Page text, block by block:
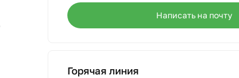
Написать на почту
Горячая линия